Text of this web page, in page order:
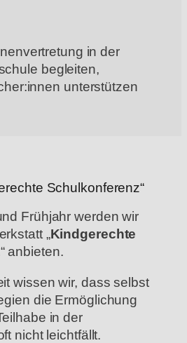
in der
begleiten,
unterstützen
Schulkonferenz“
Frühjahr werden wir
„Kindgerechte
“ anbieten.
wissen wir, dass selbst
die Ermöglichung
in der
nicht leichtfällt.